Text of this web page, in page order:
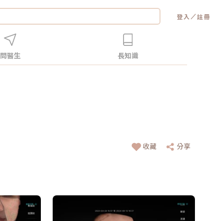
登入 ／註冊
問醫生 長知識
收藏 分享